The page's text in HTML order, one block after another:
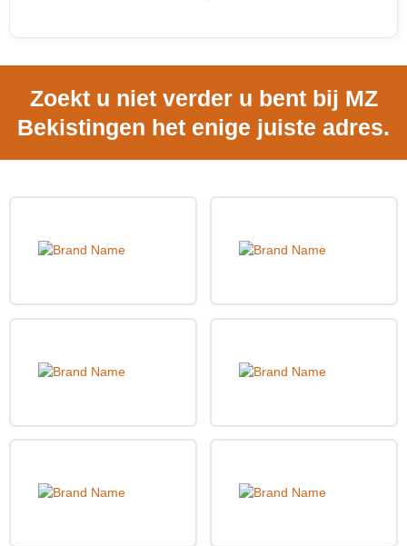
Zoekt u niet verder u bent bij MZ
Bekistingen het enige juiste adres.